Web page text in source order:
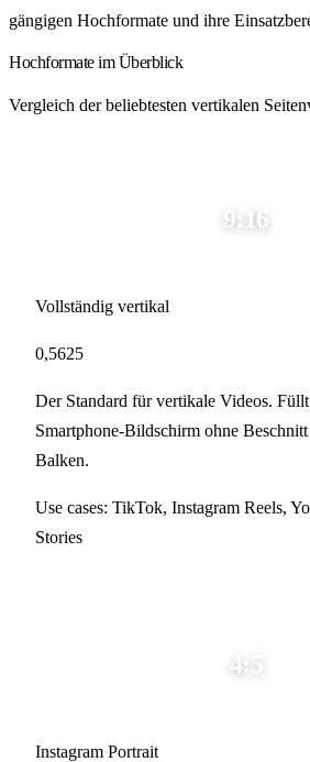
gängigen Hochformate und ihre
Hochformate im Überblick
Vergleich der beliebtesten vertikalen
9:16
Vollständig vertikal
0,5625
Der Standard für vertikale Videos. Füllt
Smartphone-Bildschirm ohne
Balken.
Use cases: TikTok, Instagram Reels,
Stories
4:5
Instagram Portrait